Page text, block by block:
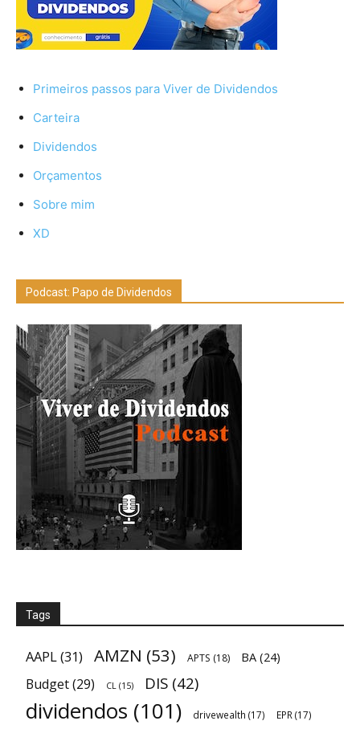
Primeiros passos para Viver de Dividendos
Carteira
Dividendos
Orçamentos
Sobre mim
XD
Podcast: Papo de Dividendos
Tags
AAPL(31) AMZN (53) APTS (18) BA (24)
Budget(29) CL (15) DIS (42)
dividendos (101) drivewealth (17) EPR (17)